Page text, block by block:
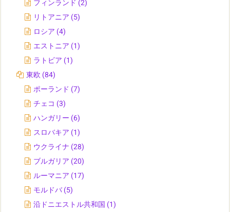
フィンランド (2)
リトアニア (5)
ロシア (4)
エストニア (1)
ラトビア (1)
東欧 (84)
ポーランド (7)
チェコ (3)
ハンガリー (6)
スロバキア (1)
ウクライナ (28)
ブルガリア (20)
ルーマニア (17)
モルドバ(5)
沿ドニエストル共和国 (1)